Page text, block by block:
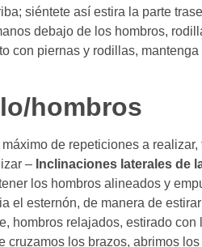
siéntete así estira la parte
debajo de los hombros,
con piernas y rodillas,
hombros
de repeticiones a
– Inclinaciones laterales de
los hombros alineados y
el esternón, de manera de
hombros relajados, estirado
cruzamos los brazos, abrimos